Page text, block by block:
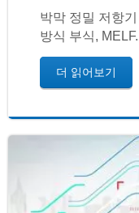
박막 정밀 저항
방식 부식,
더 읽어보기